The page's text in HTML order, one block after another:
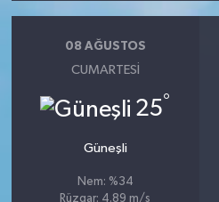
08 AĞUSTOS
CUMARTESI
25°
Güneşli
Nem: %34
Rüzgar: 4.89 m/s